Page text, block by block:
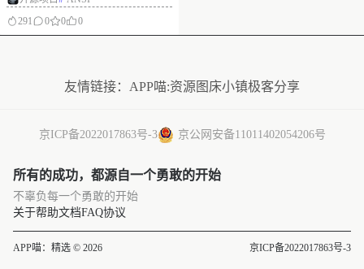
器
者提供了部署好的网站，可直接
291
0 0 0
友情链接： APP喵:资源 图床小镇极客分享
京ICP备2022017863号-3 京公网安备11011402054206号
所有的成功，都源自一个勇敢的开始
不辜负每一个勇敢的开始
关于帮助文档FAQ协议
APP喵：精选 © 2026 京ICP备2022017863号-3